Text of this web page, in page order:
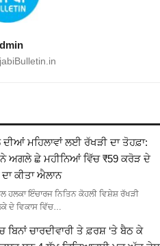
ਮਹਿਲਾਵਾਂ ਲਈ ਰੱਖੜੀ ਦਾ ਤੋਹਫ਼ਾ:
ਨੇ ਅਗਲੇ ਛੇ ਮਹੀਨਿਆਂ ਵਿੱਚ ₹59 ਕਰੋੜ ਦੇ
ਦਾ ਕੀਤਾ ਐਲਾਨ
ਇੰਚਾਰਜ ਨਿਤਿਨ ਕੋਹਲੀ ਵਿਸ਼ੇਸ਼ ਰੱਖੜੀ
ਦੇ ਵਿਕਾਸ ਵਿੱਚ…
ਬਿਨਾਂ ਚਾਰਦੀਵਾਰੀ ਤੇ ਫ਼ਰਸ਼ ‘ਤੇ ਬੈਠ ਕੇ